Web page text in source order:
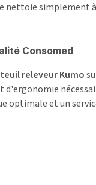
nettoie simplement
Consomed
releveur Kumo
d'ergonomie
optimale et un